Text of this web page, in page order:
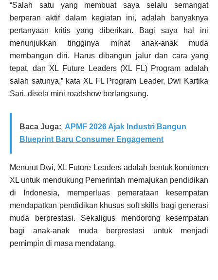
“Salah satu yang membuat saya selalu semangat
berperan aktif dalam kegiatan ini, adalah banyaknya
pertanyaan kritis yang diberikan. Bagi saya hal ini
menunjukkan tingginya minat anak-anak muda
membangun diri. Harus dibangun jalur dan cara yang
tepat, dan XL Future Leaders (XL FL) Program adalah
salah satunya,” kata XL FL Program Leader, Dwi Kartika
Sari, disela mini roadshow berlangsung.
Baca Juga: APMF 2026 Ajak Industri Bangun
Blueprint Baru Consumer Engagement
Menurut Dwi, XL Future Leaders adalah bentuk komitmen
XL untuk men­dukung Pemerintah memajukan pendidikan
di Indonesia, memperluas peme­rata­an kesempatan
mendapatkan pendidikan khusus soft skills bagi generasi
muda berprestasi. Sekaligus mendorong kesempatan
bagi anak-anak muda berprestasi untuk menjadi
pemimpin di masa mendatang.